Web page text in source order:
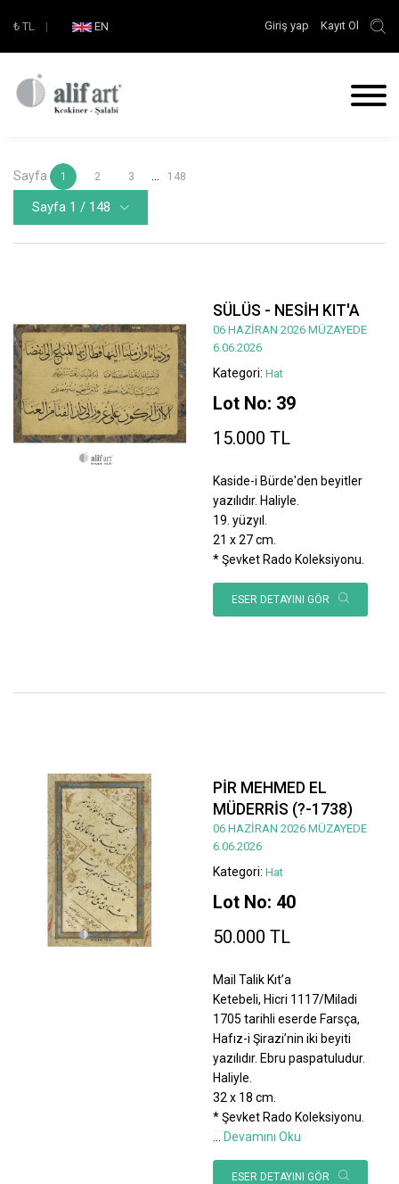
₺ TL | EN Giriş yap Kayıt Ol
Sayfa 1 2 3 148
Sayfa 1 / 148
SÜLÜS - NESİH KIT'A
06 HAZİRAN 2026 MÜZAYEDE
6.06.2026
Kategori: Hat
Lot No: 39
15.000 TL
Kaside-i Bürde'den beyitler
yazılıdır. Haliyle.
19. yüzyıl.
21 x 27 cm.
* Şevket Rado Koleksiyonu.
ESER DETAYINI GÖR
PİR MEHMED EL
MÜDERRİS (?-1738)
06 HAZİRAN 2026 MÜZAYEDE
6.06.2026
Kategori: Hat
Lot No: 40
50.000 TL
Mail Talik Kıt’a
Ketebeli, Hicri 1117/Miladi
1705 tarihli eserde Farsça,
Hafız-i Şirazi’nin iki beyiti
yazılıdır. Ebru paspatuludur.
Haliyle.
32 x 18 cm.
* Şevket Rado Koleksiyonu.
Devamını Oku
ESER DETAYINI GÖR